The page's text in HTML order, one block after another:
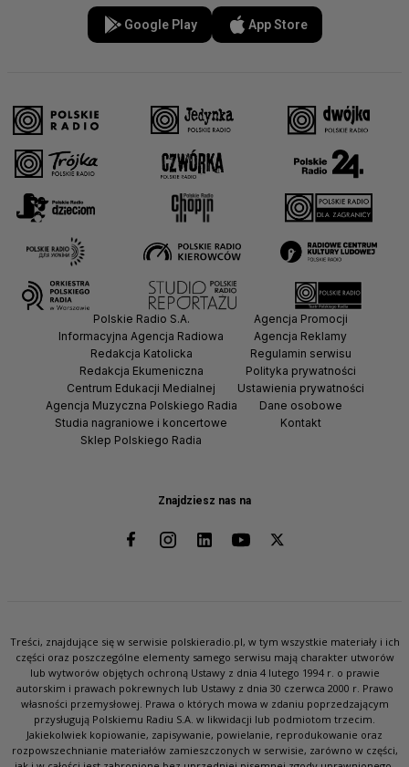
Google Play App Store
Znajdziesz nas na
Polskie Radio S.A.
Informacyjna Agencja Radiowa
Redakcja Katolicka
Redakcja Ekumeniczna
Centrum Edukacji Medialnej
Agencja Muzyczna Polskiego Radia
Studia nagraniowe i koncertowe
Sklep Polskiego Radia
Agencja Promocji
Agencja Reklamy
Regulamin serwisu
Polityka prywatności
Ustawienia prywatności
Dane osobowe
Kontakt
Treści, znajdujące się w serwisie polskieradio.pl, w tym wszystkie materiały i ich
części oraz poszczególne elementy samego serwisu mają charakter utworów
lub wytworów objętych ochroną Ustawy z dnia 4 lutego 1994 r. o prawie
autorskim i prawach pokrewnych lub Ustawy z dnia 30 czerwca 2000 r. Prawo
własności przemysłowej. Prawa o których mowa w zdaniu poprzedzającym
przysługują Polskiemu Radiu S.A. w likwidacji lub podmiotom trzecim.
Jakiekolwiek kopiowanie, zapisywanie, powielanie, reprodukowanie oraz
rozpowszechnianie materiałów zamieszczonych w serwisie, zarówno w części,